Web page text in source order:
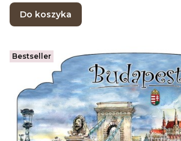
Do koszyka
Bestseller